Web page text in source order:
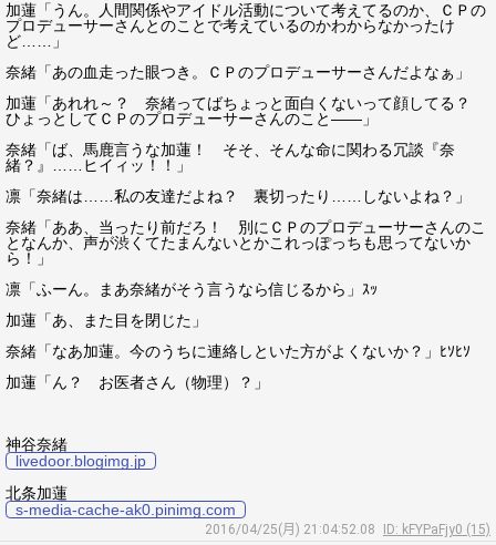
加蓮「うん。人間関係やアイドル活動について考えてるのか、ＣＰの
プロデューサーさんとのことで考えているのかわからなかったけ
ど……」
奈緒「あの血走った眼つき。ＣＰのプロデューサーさんだよなぁ」
加蓮「あれれ～？ 奈緒ってばちょっと面白くないって顔してる？
ひょっとしてＣＰのプロデューサーさんのこと――」
奈緒「ば、馬鹿言うな加蓮！ そそ、そんな命に関わる冗談『奈
緒？』……ヒイィッ！！」
凛「奈緒は……私の友達だよね？ 裏切ったり……しないよね？」
奈緒「ああ、当ったり前だろ！ 別にＣＰのプロデューサーさんのこ
となんか、声が渋くてたまんないとかこれっぽっちも思ってないか
ら！」
凛「ふーん。まあ奈緒がそう言うなら信じるから」ｽｯ
加蓮「あ、また目を閉じた」
奈緒「なあ加蓮。今のうちに連絡しといた方がよくないか？」ﾋｿﾋｿ
加蓮「ん？ お医者さん（物理）？」
神谷奈緒
livedoor.blogimg.jp
北条加蓮
s-media-cache-ak0.pinimg.com
2016/04/25(月) 21:04:52.08
ID: kFYPaFjy0 (15)